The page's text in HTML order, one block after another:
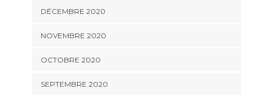
DÉCEMBRE 2020
NOVEMBRE 2020
OCTOBRE 2020
SEPTEMBRE 2020